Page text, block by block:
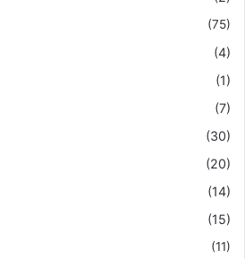
(75)
(4)
(1)
(7)
(30)
(20)
(14)
(15)
(11)